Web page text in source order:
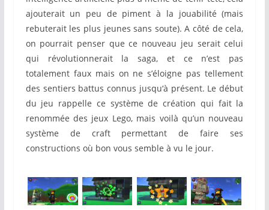
ajouterait un peu de piment à la jouabilité (mais
rebuterait les plus jeunes sans soute). A côté de cela,
on pourrait penser que ce nouveau jeu serait celui
qui révolutionnerait la saga, et ce n’est pas
totalement faux mais on ne s’éloigne pas tellement
des sentiers battus connus jusqu‘à présent. Le début
du jeu rappelle ce système de création qui fait la
renommée des jeux Lego, mais voilà qu’un nouveau
système de craft permettant de faire ses
constructions où bon vous semble à vu le jour.